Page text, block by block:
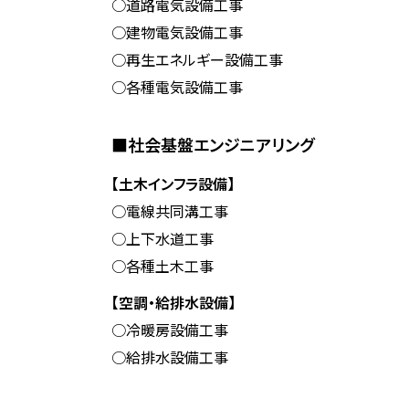
○道路電気設備工事
○建物電気設備工事
○再生エネルギー設備工事
○各種電気設備工事
■社会基盤エンジニアリング
【土木インフラ設備】
○電線共同溝工事
○上下水道工事
○各種土木工事
【空調・給排水設備】
○冷暖房設備工事
○給排水設備工事